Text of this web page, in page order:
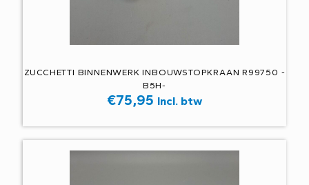
ZUCCHETTI BINNENWERK INBOUWSTOPKRAAN R99750 -
B5H-
€75,95 Incl. btw